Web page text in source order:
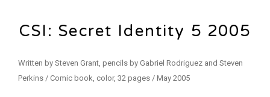
CSI: Secret Identity 5 2005
Written by Steven Grant, pencils by Gabriel Rodriguez and Steven
Perkins / Comic book, color, 32 pages / May 2005